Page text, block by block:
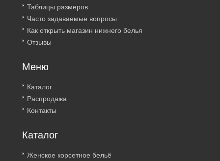
Таблицы размеров
Часто задаваемые вопросы
Как открыть магазин нижнего белья
Отзывы
Меню
Каталог
Распродажа
Контакты
Каталог
Женское корсетное бельё